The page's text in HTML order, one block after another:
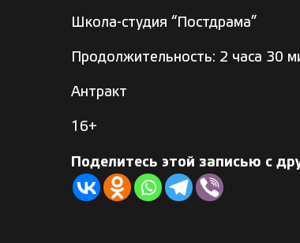
Школа-студия “Постдрама”
Продолжительность: 2 часа 30
Антракт
16+
Поделитесь этой записью с